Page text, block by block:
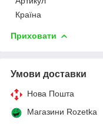
Країна
Приховати
Умови доставки
Нова Пошта
Магазини Rozetka